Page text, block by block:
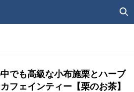
でも高級な小布施栗とハーブ
フェインティー【栗のお茶】